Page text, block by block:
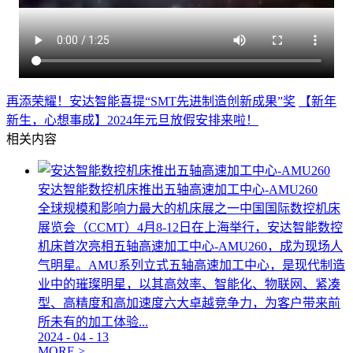
再添荣耀！安达智能喜提“SMT先进制造创新成果”奖
【新年
新生，心想事成】2024年元旦放假安排来啦！
相关内容
安达智能数控机床推出五轴高速加工中心-AMU260
全球规模和影响力最大的机床展之一中国国际数控机床
展览会（CCMT）4月8-12日在上海举行，安达智能数控
机床首次亮相五轴高速加工中心-AMU260，成为现场人
气明星。AMU系列立式五轴高速加工中心，是现代制造
业中的璀璨明星，以其高效率、智能化、物联网、紧凑
型、高精度和高加速度六大卓越竞争力，为客户带来前
所未有的加工体验...
2024 - 04 - 13